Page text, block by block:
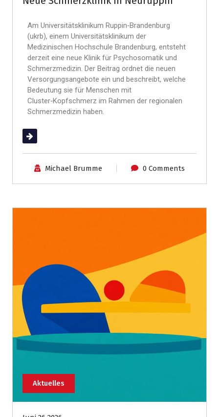
Am Universitätsklinikum Ruppin‑Brandenburg
(ukrb), einem Universitätsklinikum der
Medizinischen Hochschule Brandenburg, entsteht
derzeit eine neue Klinik für Psychosomatik und
Schmerzmedizin. Der Beitrag ordnet die neuen
Versorgungsangebote ein und beschreibt, welche
Bedeutung sie für Menschen mit
Cluster‑Kopfschmerz im Rahmen der regionalen
Schmerzmedizin haben.
(mehr …)
Michael Brumme 0 Comments
Aktuelles